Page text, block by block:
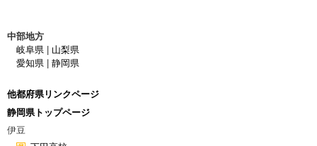
中部地方
岐阜県 | 山梨県
愛知県 | 静岡県
他都府県リンクページ
静岡県トップページ
伊豆